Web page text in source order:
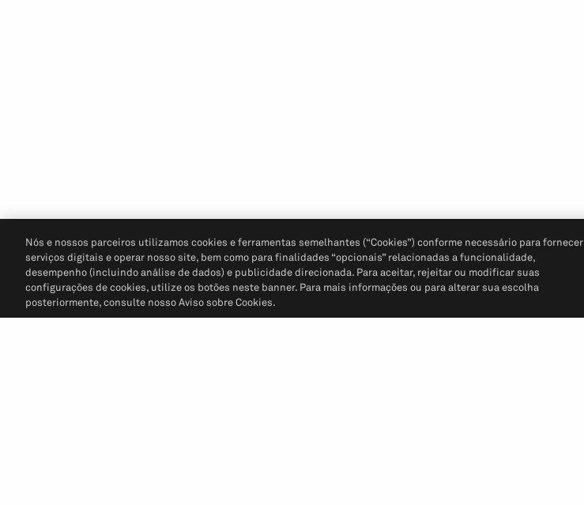
Nós e nossos parceiros utilizamos cookies e ferramentas semelhantes (“Cookies”) conforme necessário para fornecer
serviços digitais e operar nosso site, bem como para finalidades “opcionais” relacionadas a funcionalidade,
desempenho (incluindo análise de dados) e publicidade direcionada. Para aceitar, rejeitar ou modificar suas
configurações de cookies, utilize os botões neste banner. Para mais informações ou para alterar sua escolha
posteriormente, consulte nosso Aviso sobre Cookies.